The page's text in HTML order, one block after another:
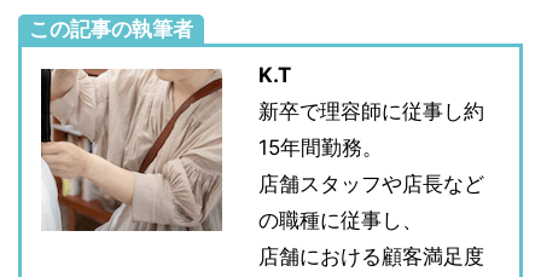
この記事の執筆者
K.T
新卒で理容師に従事し約
15年間勤務。
店舗スタッフや店長など
の職種に従事し、
店舗における顧客満足度